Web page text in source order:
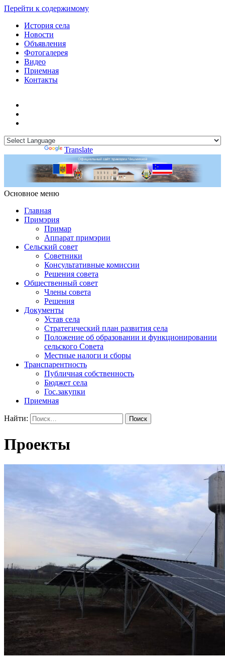
Перейти к содержимому
История села
Новости
Объявления
Фотогалерея
Видео
Приемная
Контакты
Translate
Основное меню
Примэрия Чишмикиой
Главная
Примэрия
Примар
Аппарат примэрии
Сельский совет
Советники
Консультативные комиссии
Решения совета
Общественный совет
Члены совета
Решения
Документы
Устав села
Стратегический план развития села
Положение об образовании и функционировании
сельского Совета
Местные налоги и сборы
Транспарентность
Публичная собственность
Бюджет села
Гос.закупки
Приемная
Найти:
Проекты